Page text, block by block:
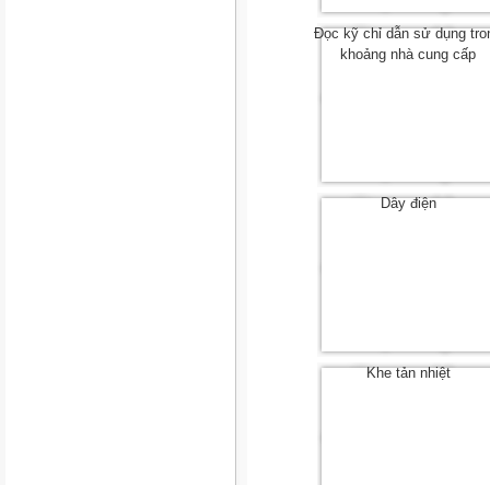
Đọc kỹ chỉ dẫn sử dụng
khoảng nhà cung cấp
Dây điện
Khe tản nhiệt